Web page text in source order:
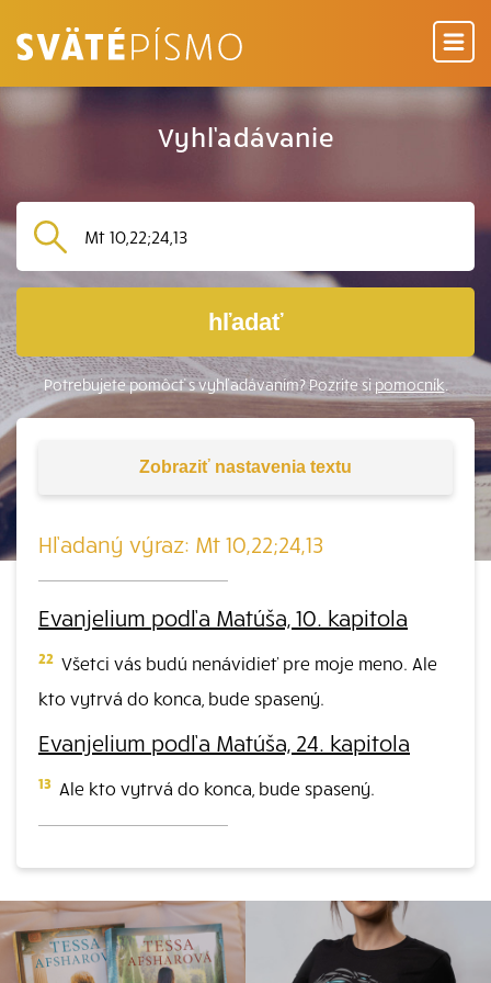
Vyhľadávanie
hľadať
Potrebujete pomôcť s vyhľadávaním? Pozrite sipomocník.
Zobraziť nastavenia textu
Hľadaný výraz: Mt 10,22;24,13
Evanjelium podľa Matúša, 10. kapitola
22 Všetci vás budú nenávidieť pre moje meno. Ale
kto vytrvá do konca, bude spasený.
Evanjelium podľa Matúša, 24. kapitola
13 Ale kto vytrvá do konca, bude spasený.